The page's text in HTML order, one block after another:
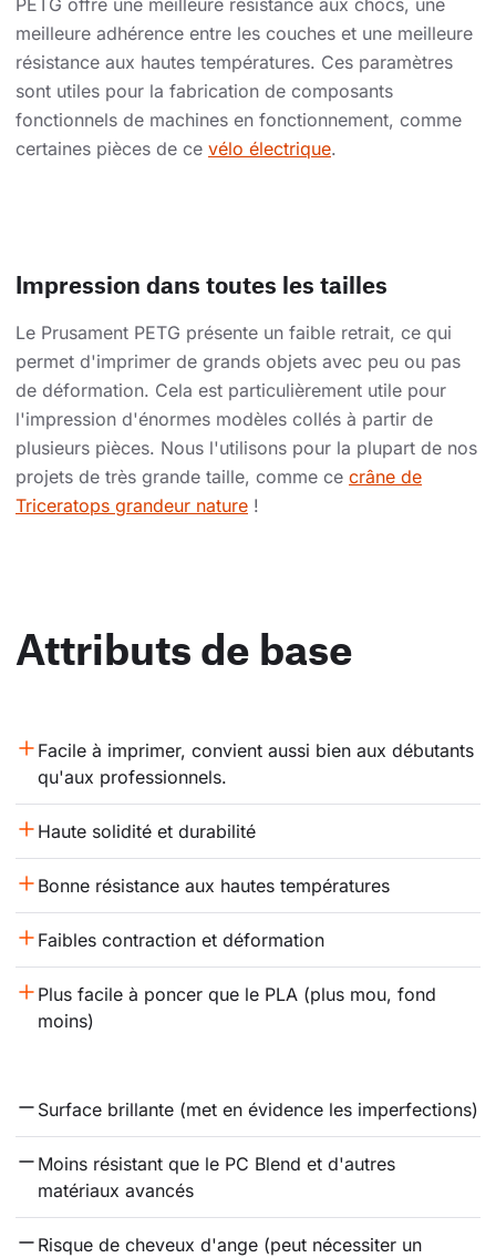
PETG offre une meilleure résistance aux chocs, une
meilleure adhérence entre les couches et une meilleure
résistance aux hautes températures. Ces paramètres
sont utiles pour la fabrication de composants
fonctionnels de machines en fonctionnement, comme
certaines pièces de ce vélo électrique.
Impression dans toutes les tailles
Le Prusament PETG présente un faible retrait, ce qui
permet d'imprimer de grands objets avec peu ou pas
de déformation. Cela est particulièrement utile pour
l'impression d'énormes modèles collés à partir de
plusieurs pièces. Nous l'utilisons pour la plupart de nos
projets de très grande taille, comme ce crâne de
Triceratops grandeur nature !
Attributs de base
Facile à imprimer, convient aussi bien aux débutants
qu'aux professionnels.
Haute solidité et durabilité
Bonne résistance aux hautes températures
Faibles contraction et déformation
Plus facile à poncer que le PLA (plus mou, fond
moins)
Surface brillante (met en évidence les imperfections)
Moins résistant que le PC Blend et d'autres
matériaux avancés
Risque de cheveux d'ange (peut nécessiter un